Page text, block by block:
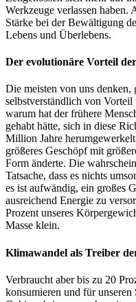
Werkzeuge verlassen
Stärke bei der Bewältigung
Lebens und Überlebens.
Der evolutionäre Vorteil
Die meisten von uns denken,
selbstverständlich von Vorteil
warum hat der frühere
gehabt hätte, sich in diese
Million Jahre
größeres Geschöpf mit
Form änderte. Die
Tatsache, dass es nichts
es ist aufwändig, ein großes
ausreichend Energie zu
Prozent unseres
Masse klein.
Klimawandel als Treiber
Verbraucht aber bis zu 20
konsumieren und für